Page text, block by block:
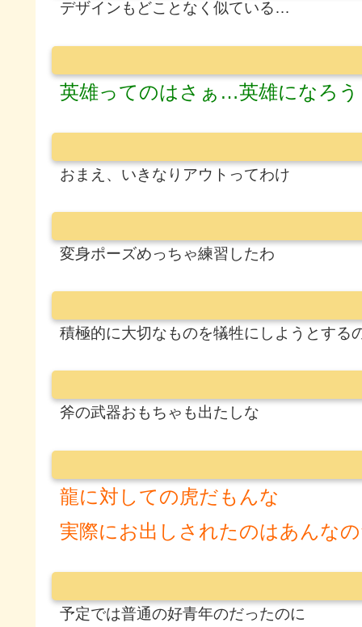
デザインもどことなく似ている…
英雄ってのはさぁ…英雄になろ
おまえ、いきなりアウトってわけ
変身ポーズめっちゃ練習したわ
積極的に大切なものを犠牲にしようとする
斧の武器おもちゃも出たしな
龍に対しての虎だもんな
実際にお出しされたのはあんな
予定では普通の好青年のだったのに